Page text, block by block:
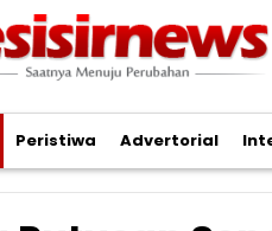
Peristiwa Advertorial